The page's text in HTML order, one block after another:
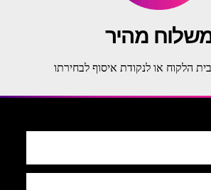
מהיר
הלקוח או לנקודת איסוף לבחירתו